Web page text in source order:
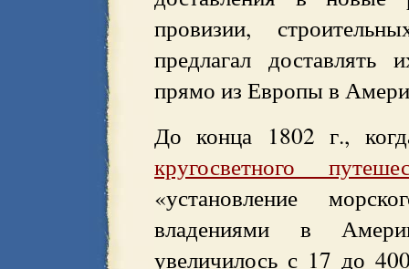
провизии,
предлагал
прямо из Европы в
До конца 1802 г.,
кругосветного
«установление
владениями в
увеличилось с 17 до